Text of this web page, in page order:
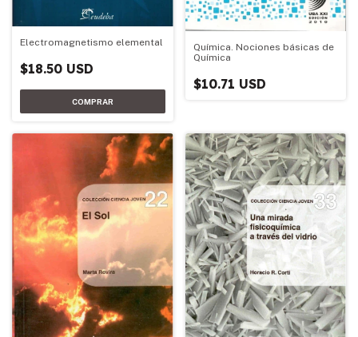
Electromagnetismo elemental
$18.50 USD
Química. Nociones básicas de
Química
$10.71 USD